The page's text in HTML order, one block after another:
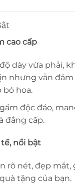
cao cấp
dày vừa phải,
nhưng vẫn đảm
bó hoa.
độc đáo,
đẳng cấp.
nổi bật
rõ nét, đẹp mắt,
tặng của bạn.